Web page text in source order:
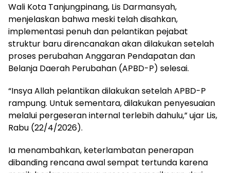
Wali Kota Tanjungpinang, Lis Darmansyah,
menjelaskan bahwa meski telah disahkan,
implementasi penuh dan pelantikan pejabat
struktur baru direncanakan akan dilakukan setelah
proses perubahan Anggaran Pendapatan dan
Belanja Daerah Perubahan (APBD-P) selesai.
“Insya Allah pelantikan dilakukan setelah APBD-P
rampung. Untuk sementara, dilakukan penyesuaian
melalui pergeseran internal terlebih dahulu,” ujar Lis,
Rabu (22/4/2026).
Ia menambahkan, keterlambatan penerapan
dibanding rencana awal sempat tertunda karena